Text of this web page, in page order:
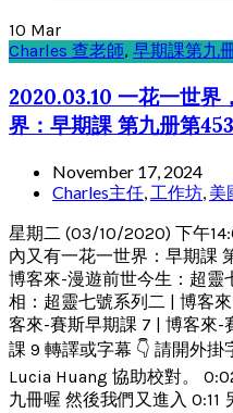
10 Mar
Charles 查老師, 早期課第九
2020.03.10 一花一世界
界：早期課 第九册第
November 17, 2024
Charles主任 工作坊 美
星期二 (03/10/2020) 下午
內又有一花一世界：早期課
博客來-漫遊前世今生：超靈
相：超靈七號系列二 | 博客
客來-賽斯早期課 7 | 博客來-
課 9 轉譯或字幕 👇 請開外
Lucia Huang 協助校對。
九冊喔 然後我們又進入 0:11